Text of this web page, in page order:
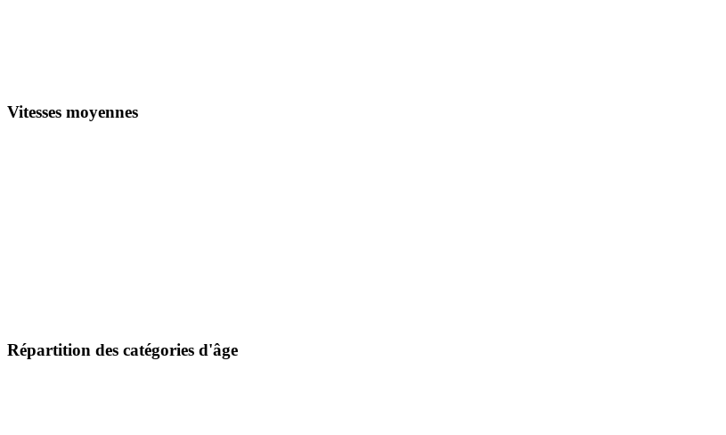
Vitesses moyennes
Répartition des catégories d'âge